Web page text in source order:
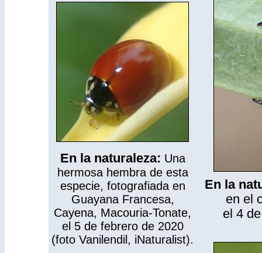
En la naturaleza: Una
hermosa hembra de esta
especie, fotografiada en
Guayana Francesa,
Cayena, Macouria-Tonate,
el 5 de febrero de 2020
(foto Vanilendil, iNaturalist).
En la
en el
el 4